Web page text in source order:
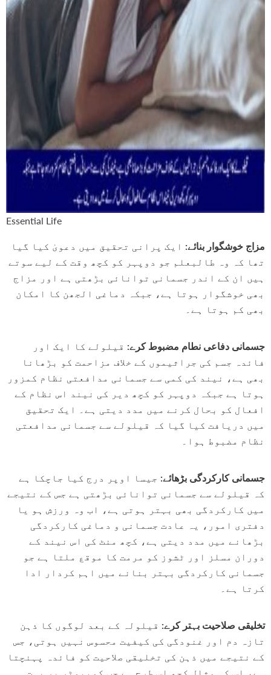
Essential Life
مزاج خوشگوار بنائے: ایک پرانی تحقیق میں دعویٰ کیا گیا
تھا کہ وہ طالبعلم جو دوپہر کو کچھ وقت کے لیے سوتے
ہیں ان کے اندر جسمانی توانائی بڑھتی ہے اور مزاج
بھی خوشگوار ہوتا ہے، جبکہ دماغی الجھن کا امکان
بھی کم ہوتا ہے۔
جسمانی دفاعی نطام مضبوط کرے: قیلولے کا ایک اور
فائدہ جسم کی جراثیموں کے خلاف مزاحمت کو بڑھانا
بھی ہے، نیند کی کمی سے جسمانی مدافعتی نظام کمزور
ہوتا ہے جبکہ دوپہر کو کچھ دیر کی نیند اس نظام کے
افعال کو بحال کرنے میں مدد دیتی ہے۔ ایک تحقیق
میں دریافت کیا گیا کہ قیلولے سے جسمانی مدافعتی
نظام مضبوط ہوا۔
جسمانی کارکردگی بڑھائے: جیسا اوپر درج کیا جاچکا ہے
کہ قیلولے سے جسمانی توانائی بڑھتی ہے جس کے نتیجے
میں کارکردگی بھی بہتر ہوتی ہے، اب وہ ورزش ہو یا
دفتری امور، یہ عادت جسمانی و دماغی کارکردگی
بڑھانے میں مدد دیتی ہے، کچھ منٹ کی اس نیند کے
دوران مسلز اور ٹشوز کو مرمت کا موقع ملتا ہے جو
جسمانی کارکردگی بہتر بنانے میں اہم کردار ادا
کرتا ہے۔
تخلیقی صلاحیت بہتر کرے: قیلولہ کے بعد لوگوں کا ذہن
تازہ دم اور غنودگی کی کیفیت محسوس نہیں ہوتی، جس
کے نتیجے میں ذہن کی تخلیقی صلاحیت کو فائدہ پہنچتا
ہے، اس کی مثال کچھ اس طرح ہے جب کمپیوٹر پر بہت